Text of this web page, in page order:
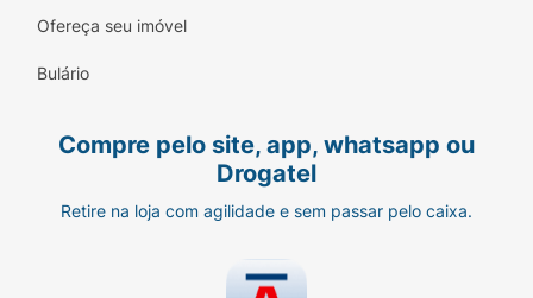
desempenhem seu papel corretamente no
Ofereça seu imóvel
Bulário
Compre pelo site, app, whatsapp ou
Drogatel
Retire na loja com agilidade e sem passar pelo caixa.